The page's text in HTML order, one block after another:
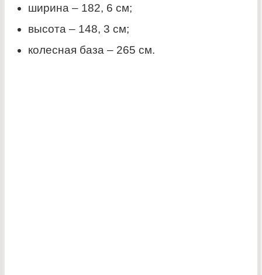
ширина – 182, 6 см;
высота – 148, 3 см;
колесная база – 265 см.